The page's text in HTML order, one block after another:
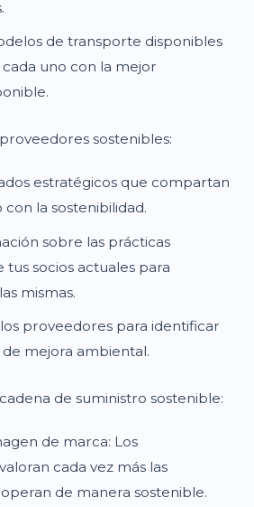
de transporte disponibles
uno con la mejor
sostenibles:
estratégicos que compartan
la sostenibilidad.
sobre las prácticas
tus socios actuales para
mismas.
proveedores para identificar
mejora ambiental.
de suministro sostenible:
de marca: Los
cada vez más las
de manera sostenible.